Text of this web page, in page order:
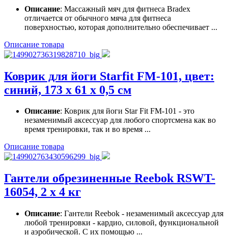
Описание: Массажный мяч для фитнеса Bradex
отличается от обычного мяча для фитнеса
поверхностью, которая дополнительно обеспечивает ...
Описание товара
Коврик для йоги Starfit FM-101, цвет:
синий, 173 х 61 х 0,5 см
Описание: Коврик для йоги Star Fit FM-101 - это
незаменимый аксессуар для любого спортсмена как во
время тренировки, так и во время ...
Описание товара
Гантели обрезиненные Reebok RSWT-
16054, 2 х 4 кг
Описание: Гантели Reebok - незаменимый аксессуар для
любой тренировки - кардио, силовой, функциональной
и аэробической. С их помощью ...